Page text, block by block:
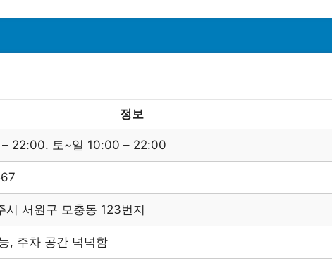
정보
22:00. 토~일 10:00 – 22:00
시 서원구 모충동 123번지
, 주차 공간 넉넉함